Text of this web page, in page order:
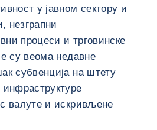
у јавном сектору и
незграпни
процеси и трговинске
су веома недавне
субвенција на штету
инфраструктуре
валуте и искривљене